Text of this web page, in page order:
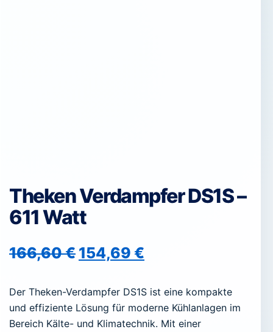
Theken Verdampfer DS1S –
611 Watt
166,60€ Ursprünglicher Preis war:
154,69 €
Der Theken-Verdampfer DS1S ist eine kompakte
und effiziente Lösung für moderne Kühlanlagen im
Bereich Kälte- und Klimatechnik. Mit einer